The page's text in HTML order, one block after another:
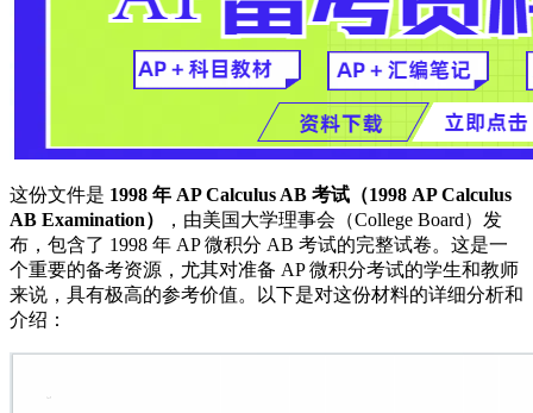
这份文件是 1998 年 AP Calculus AB 考试（1998 AP Calculus
AB Examination）
，由美国大学理事会（College Board）发
布，包含了 1998 年 AP 微积分 AB 考试的完整试卷。这是一
个重要的备考资源，尤其对准备 AP 微积分考试的学生和教师
来说，具有极高的参考价值。以下是对这份材料的详细分析和
介绍：